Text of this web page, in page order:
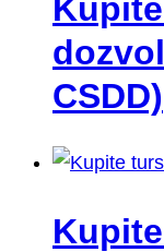
CSDD)